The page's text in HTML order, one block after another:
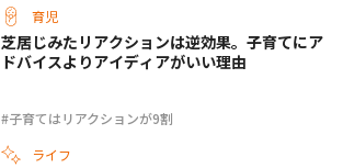
育児
#子育てはリアクションが9割
芝居じみたリアクションは逆効果。子育てにア
ドバイスよりアイディアがいい理由
ライフ